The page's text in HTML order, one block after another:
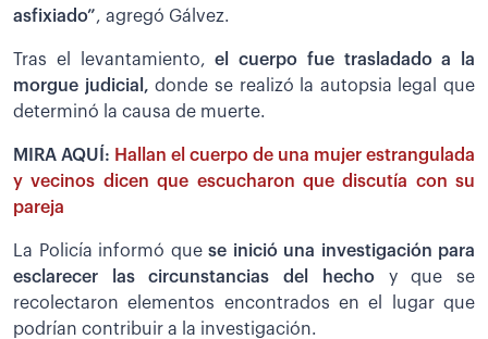
asfixiado”, agregó Gálvez.
Tras el levantamiento,el cuerpo fue trasladado a la
morgue judicial, donde se realizó la autopsia legal que
determinó la causa de muerte.
MIRA AQUÍ: Hallan el cuerpo de una mujer estrangulada
y vecinos dicen que escucharon que discutía con su
pareja
La Policía informó que se inició una investigación para
esclarecer las circunstancias del hechoy que se
recolectaron elementos encontrados en el lugar que
podrían contribuir a la investigación.